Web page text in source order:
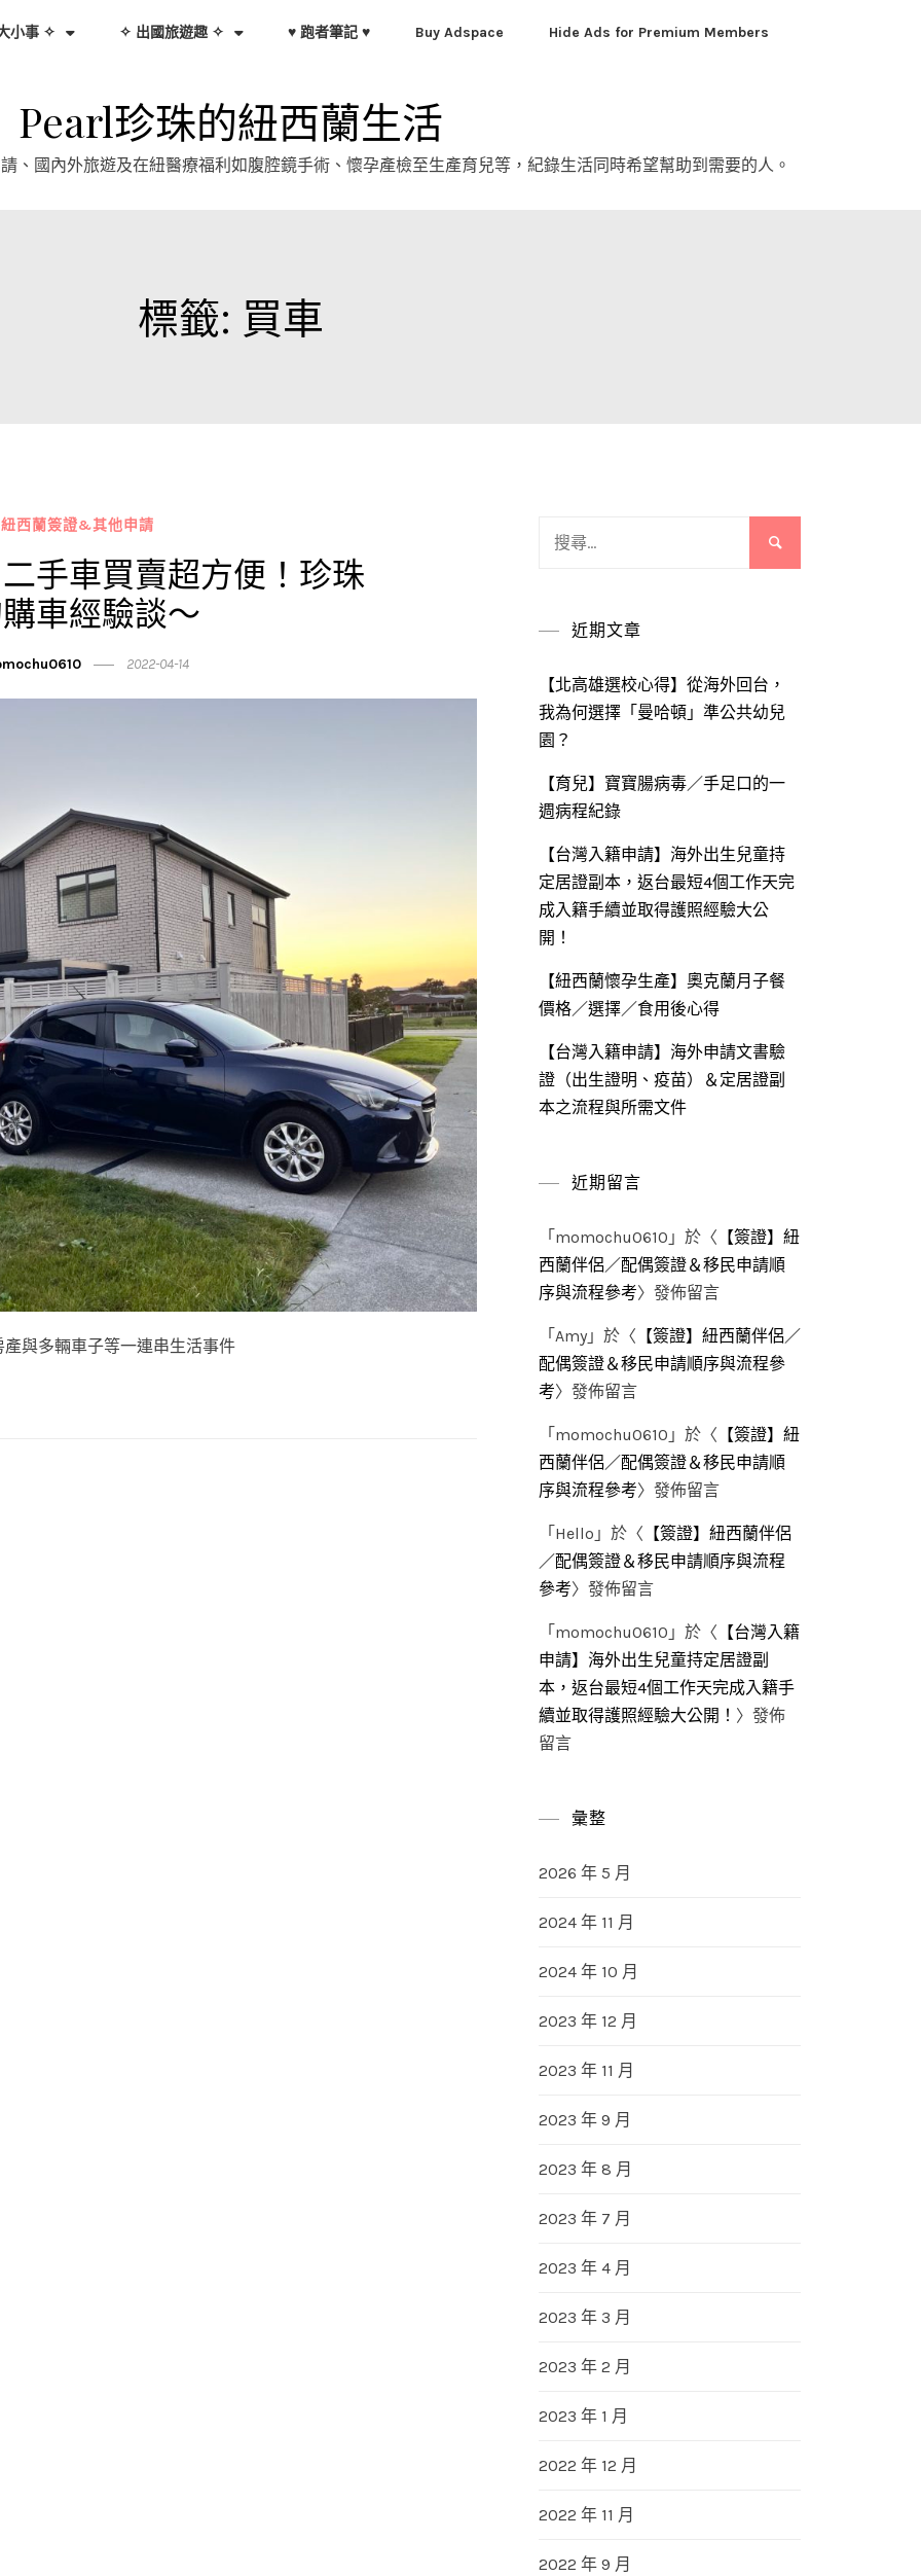
小事 ✧ ✧ 出國旅遊趣 ✧ ♥ 跑者筆記 ♥ Buy Adspace Hide Ads for Premium Members
Pearl珍珠的紐西蘭生活
、國內外旅遊及在紐醫療福利如腹腔鏡手術、懷孕產檢至生產育兒等，紀錄生活同時希望幫助到需要的人。
標籤: 買車
西蘭簽證&其他申請
二手車買賣超方便！珍珠
車經驗談～
2022-04-14
產與多輛車子等一連串生活事件
近期文章
【北高雄選校心得】從海外回台，
我為何選擇「曼哈頓」準公共幼兒
園？
【育兒】寶寶腸病毒／手足口的一
週病程紀錄
【台灣入籍申請】海外出生兒童持
定居證副本，返台最短4個工作天完
成入籍手續並取得護照經驗大公
開！
【紐西蘭懷孕生產】奧克蘭月子餐
價格／選擇／食用後心得
【台灣入籍申請】海外申請文書驗
證（出生證明、疫苗）＆定居證副
本之流程與所需文件
近期留言
「 momochu0610 」於〈 【簽證】紐
西蘭伴侶／配偶簽證＆移民申請順
序與流程參考〉發佈留言
「 Amy 」於〈 【簽證】紐西蘭伴侶／
配偶簽證＆移民申請順序與流程參
考〉發佈留言
「 momochu0610 」於〈 【簽證】紐
西蘭伴侶／配偶簽證＆移民申請順
序與流程參考〉發佈留言
「 Hello 」於〈 【簽證】紐西蘭伴侶
／配偶簽證＆移民申請順序與流程
參考〉發佈留言
「 momochu0610 」於〈 【台灣入籍
申請】海外出生兒童持定居證副
本，返台最短4個工作天完成入籍手
續並取得護照經驗大公開！ 〉發佈
留言
彙整
2026 年 5 月
2024 年 11 月
2024 年 10 月
2023 年 12 月
2023 年 11 月
2023 年 9 月
2023 年 8 月
2023 年 7 月
2023 年 4 月
2023 年 3 月
2023 年 2 月
2023 年 1 月
2022 年 12 月
2022 年 11 月
2022 年 9 月